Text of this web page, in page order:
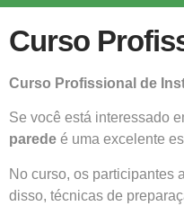
Curso
Curso Profissional de
Se você está interessado
parede é uma excelente
No curso, os participantes
disso, técnicas de